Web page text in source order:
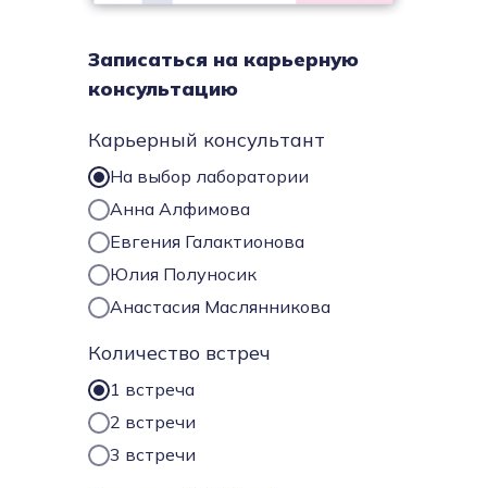
Карьерный консультант
На выбор лаборатории
Анна Алфимова
Евгения Галактионова
Юлия Полуносик
Анастасия Маслянникова
Количество встреч
1 встреча
2 встречи
3 встречи
Записаться на карьерную
консультацию